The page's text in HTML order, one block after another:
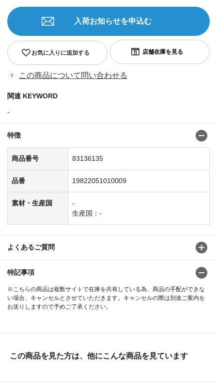
お気に入りに追加する
入荷お知らせを申込む
この商品について問い合わせる
関連 KEYWORD
-
特徴
商品番号 83136135
品番 19822051010009
素材・生産国
-
生産国：-
よくあるご質問
特記事項
※こちらの商品は複数サイトで在庫を共有している為、商品の手配ができな
い場合、キャンセルとさせていただきます。キャンセルの際は別途ご案内を
お送りしますので予めご了承ください。
この商品を見た方は、他にこんな商品を見ています